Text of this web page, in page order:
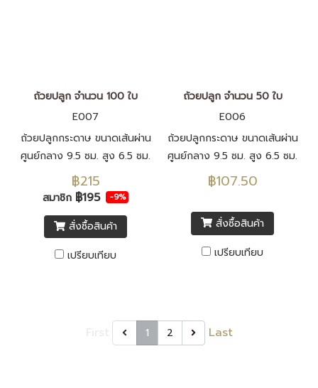
ถ้วยปลูก จำนวน 100 ใบ
E007
ถ้วยปลูกกระดาษ ขนาดเส้นผ่าน
ศูนย์กลาง 9.5 ซม. สูง 6.5 ซม.
฿215
สมาชิก ฿195 -9%
สั่งซื้อสินค้า
เปรียบเทียบ
ถ้วยปลูก จำนวน 50 ใบ
E006
ถ้วยปลูกกระดาษ ขนาดเส้นผ่าน
ศูนย์กลาง 9.5 ซม. สูง 6.5 ซม.
฿107.50
สั่งซื้อสินค้า
เปรียบเทียบ
1 2 Last